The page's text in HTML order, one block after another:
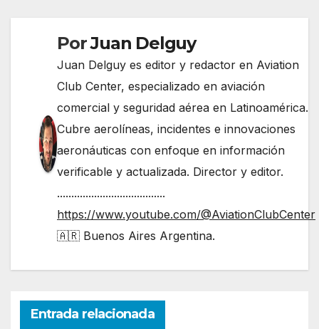
PorJuan Delguy
Juan Delguy es editor y redactor en Aviation
Club Center, especializado en aviación
comercial y seguridad aérea en Latinoamérica.
Cubre aerolíneas, incidentes e innovaciones
aeronáuticas con enfoque en información
verificable y actualizada. Director y editor.
......................................
https://www.youtube.com/@AviationClubCenter
🇦🇷 Buenos Aires Argentina.
Entrada relacionada